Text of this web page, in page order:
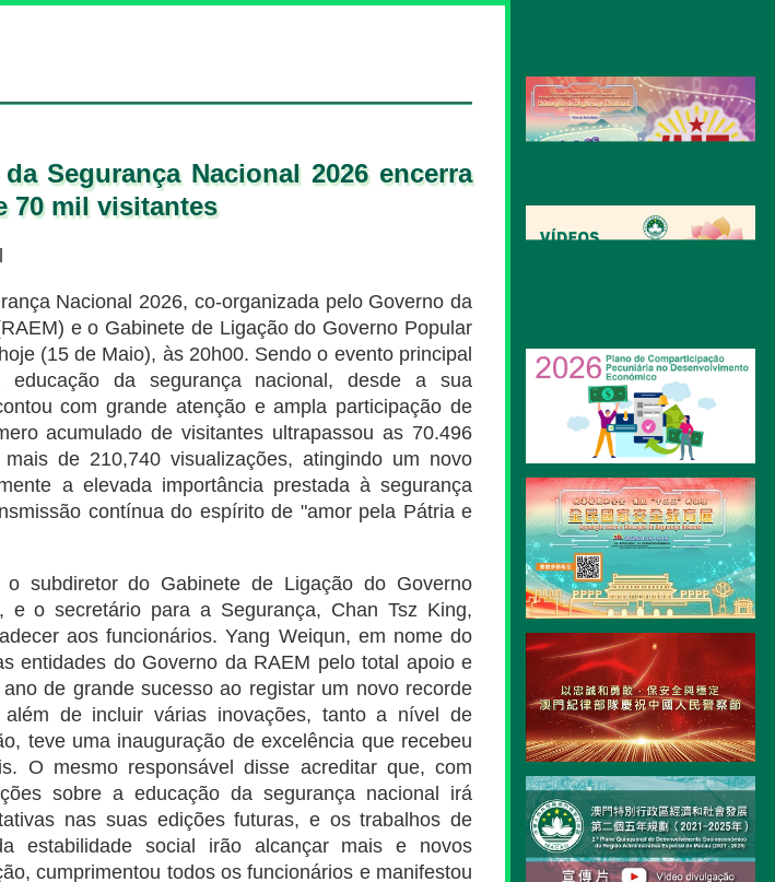
Segurança Nacional 2026 encerra
70 mil visitantes
Nacional 2026, co-organizada pelo Governo da
e o Gabinete de Ligação do Governo Popular
(15 de Maio), às 20h00. Sendo o evento principal
da segurança nacional, desde a sua
com grande atenção e ampla participação de
acumulado de visitantes ultrapassou as 70.496
de 210,740 visualizações, atingindo um novo
a elevada importância prestada à segurança
contínua do espírito de "amor pela Pátria e
subdiretor do Gabinete de Ligação do Governo
e o secretário para a Segurança, Chan Tsz King,
aos funcionários. Yang Weiqun, em nome do
entidades do Governo da RAEM pelo total apoio e
de grande sucesso ao registar um novo recorde
de incluir várias inovações, tanto a nível de
teve uma inauguração de excelência que recebeu
O mesmo responsável disse acreditar que, com
sobre a educação da segurança nacional irá
nas suas edições futuras, e os trabalhos de
estabilidade social irão alcançar mais e novos
cumprimentou todos os funcionários e manifestou